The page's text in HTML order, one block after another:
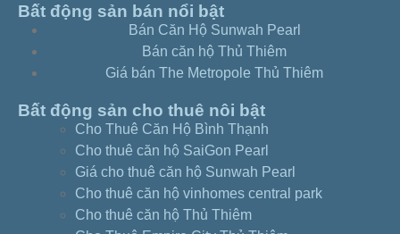
Bất động sản bán nổi bật
Bán Căn Hộ Sunwah Pearl
Bán căn hộ Thủ Thiêm
Giá bán The Metropole Thủ Thiêm
Bất động sản cho thuê nôi bật
Cho Thuê Căn Hộ Bình Thạnh
Cho thuê căn hộ SaiGon Pearl
Giá cho thuê căn hộ Sunwah Pearl
Cho thuê căn hộ vinhomes central park
Cho thuê căn hộ Thủ Thiêm